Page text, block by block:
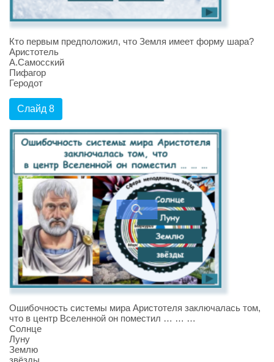
Кто первым предположил, что Земля имеет форму шара?
Аристотель
А.Самосский
Пифагор
Геродот
Слайд 8
Ошибочность системы мира Аристотеля заключалась том,
что в центр Вселенной он поместил … … …
Солнце
Луну
Землю
звёзды